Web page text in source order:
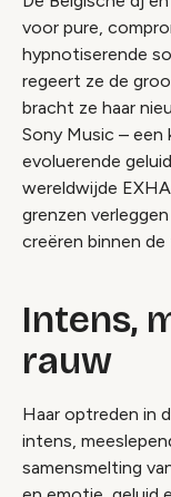
voor pure,
hypnotiserende
regeert ze de
bracht ze haar
Sony Music –
evoluerende
wereldwijde
grenzen
creëren binnen
Intens,
rauw
Haar optreden in
intens,
samensmelting